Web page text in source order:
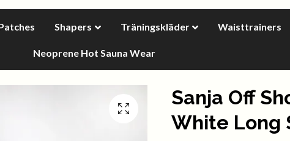
Shapers Träningskläder Waisttrainers
Neoprene Hot Sauna Wear
Sanja Off
White Long